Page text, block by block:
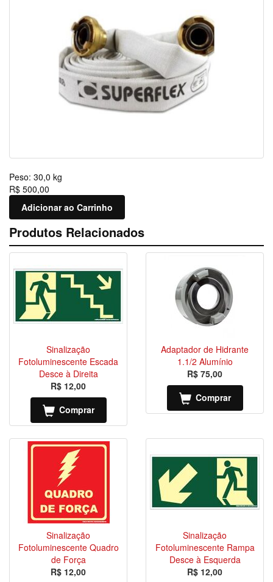
Peso: 30,0 kg
R$ 500,00
Adicionar ao Carrinho
Produtos Relacionados
Sinalização
Fotoluminescente Escada
Desce à Direita
R$ 12,00
Comprar
Adaptador de Hidrante
1.1/2 Alumínio
R$ 75,00
Comprar
Sinalização
Fotoluminescente Quadro
de Força
R$ 12,00
Sinalização
Fotoluminescente Rampa
Desce à Esquerda
R$ 12,00